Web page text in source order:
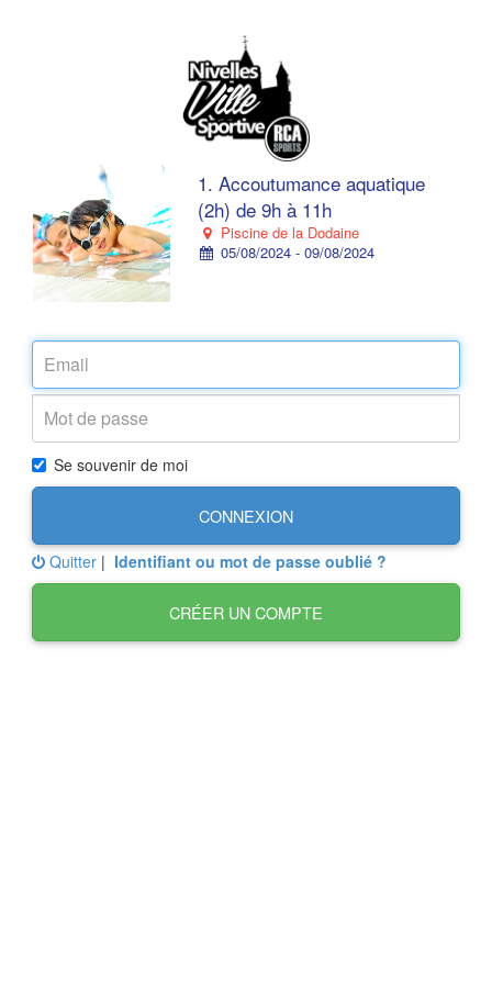
1. Accoutumance aquatique
(2h) de 9h à 11h
Piscine de la Dodaine
05/08/2024 - 09/08/2024
Se souvenir de moi
CONNEXION
Quitter | Identifiant ou mot de passe oublié ?
CRÉER UN COMPTE